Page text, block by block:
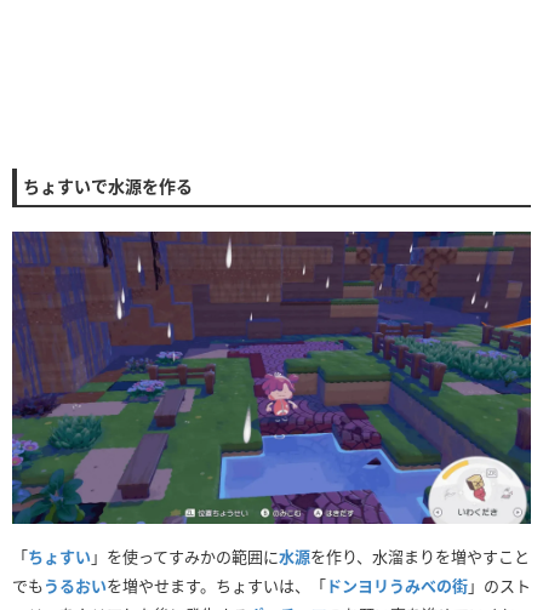
ちょすいで水源を作る
「ちょすい 」を使ってすみかの範囲に水源を作り、水溜まりを増やすこと
でもうるおいを増やせます。ちょすいは、「ドンヨリうみべの街」のスト